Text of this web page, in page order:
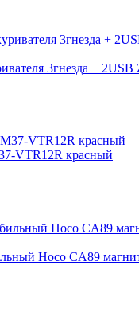
3гнезда +
VTR12R красный
Hoco CA89